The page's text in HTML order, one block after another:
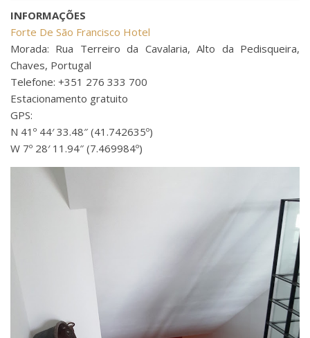
INFORMAÇÕES
Forte De São Francisco Hotel
Morada: Rua Terreiro da Cavalaria, Alto da Pedisqueira,
Chaves, Portugal
Telefone: +351 276 333 700
Estacionamento gratuito
GPS:
N 41º 44′ 33.48″ (41.742635º)
W 7º 28′ 11.94″ (7.469984º)